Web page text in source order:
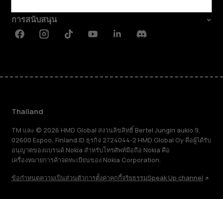
การสนับสนุน
FacebookInstagramTiktokYoutubeLinkedinDiscord
Thailand
TM และ © 2026 HMD Global สงวนลิขสิทธิ์ Bertel Jungin aukio 9,
02600 Espoo, Finland ID ธุรกิจ 2724044-2 HMD Global Oy คือผู้ได้รับ
อนุญาตของแบรนด์ Nokia สำหรับโทรศัพท์มือถือ Nokia คือ
เครื่องหมายการค้าจดทะเบียนของ Nokia Corporation.
ข้อกำหนดความเป็นส่วนตัวการตั้งค่าคุกกี้จริยธรรมSpeak Up channel